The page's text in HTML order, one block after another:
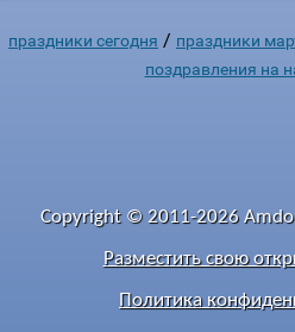
праздники сегодня / праздники
поздравления на
Copyright © 2011-2026
Разместить свою
Политика